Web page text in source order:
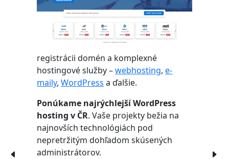
registrácii domén a komplexné
hostingové služby –webhosting,e-
maily,WordPress a ďalšie.
Ponúkame najrýchlejší WordPress
hosting v ČR. Vaše projekty bežia na
najnovších technológiách pod
nepretržitým dohľadom skúsených
administrátorov.